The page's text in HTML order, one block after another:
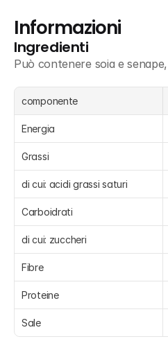
Informazioni
Ingredienti
Può contenere soia e
componente
Energia
Grassi
di cui: acidi grassi saturi
Carboidrati
di cui: zuccheri
Fibre
Proteine
Sale